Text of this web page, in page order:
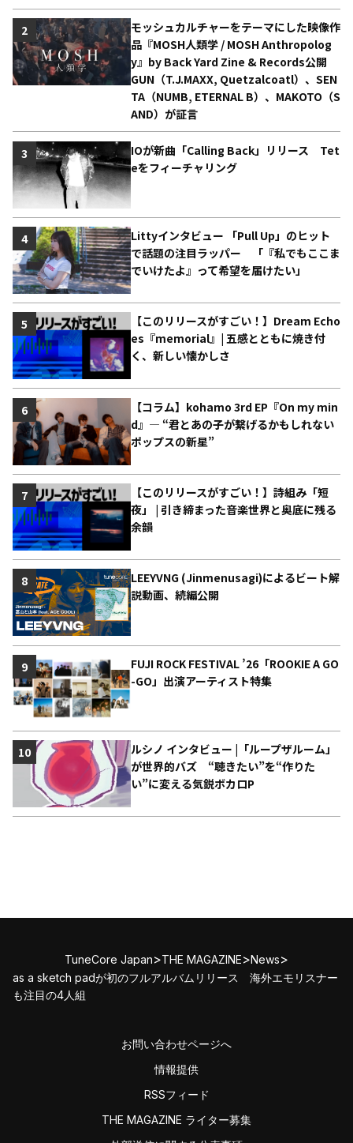
モッシュカルチャーをテーマにした映像作
品『MOSH人類学 / MOSH Anthropolog
y』by Back Yard Zine & Records公開
GUN（T.J.MAXX, Quetzalcoatl）、SEN
TA（NUMB, ETERNAL B）、MAKOTO（S
AND）が証言
2
IOが新曲「Calling Back」リリース Tet
eをフィーチャリング
3
Littyインタビュー 「Pull Up」のヒット
で話題の注目ラッパー 「『私でもここま
でいけたよ』って希望を届けたい」
4
【このリリースがすごい！】Dream Echo
es『memorial』| 五感とともに焼き付
く、新しい懐かしさ
5
【コラム】kohamo 3rd EP『On my min
d』― “君とあの子が繋げるかもしれない
ポップスの新星”
6
【このリリースがすごい！】詩組み「短
夜」 | 引き締まった音楽世界と奥底に残る
余韻
7
LEEYVNG (Jinmenusagi)によるビート解
説動画、続編公開
8
FUJI ROCK FESTIVAL ’26「ROOKIE A GO
-GO」出演アーティスト特集
9
ルシノ インタビュー |「ループザルーム」
が世界的バズ “聴きたい”を“作りた
い”に変える気鋭ボカロP
10
TuneCore Japan>THE MAGAZINE>News>
as a sketch padが初のフルアルバムリリース 海外エモリスナー
も注目の4人組
お問い合わせページへ
情報提供
RSSフィード
THE MAGAZINE ライター募集